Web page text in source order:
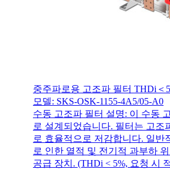
중주파로용 고조파 필터 THDi＜
모델: SKS-OSK-1155-4A5/05-A0
수동 고조파 필터 설명: 이 수동
로 설계되었습니다. 필터는 고조
로 효율적으로 저감합니다. 일반
로 인한 열적 및 전기적 과부하
공급 장치. (THDi < 5%, 요청 시